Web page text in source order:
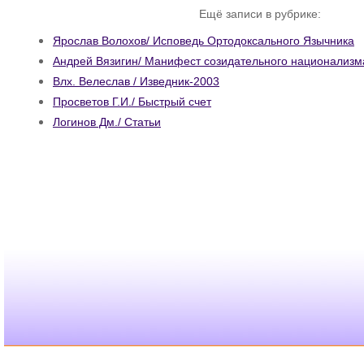
Ещё записи в рубрике:
Ярослав Волохов/ Исповедь Ортодоксального Язычника
Андрей Вязигин/ Манифест созидательного
Влх. Велеслав / Изведник-2003
Просветов Г.И./ Быстрый счет
Логинов Дм./ Статьи